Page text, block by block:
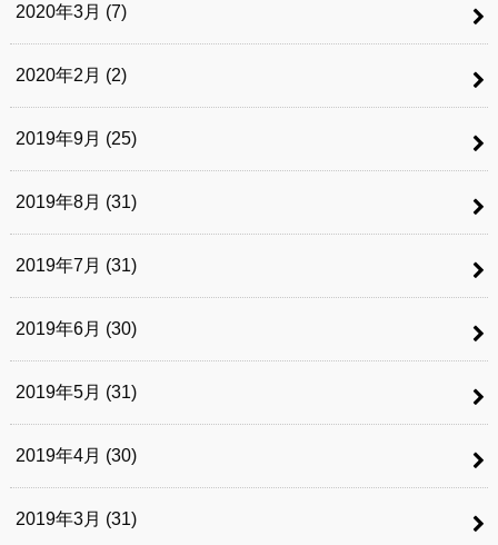
2020年3月 (7)
2020年2月 (2)
2019年9月 (25)
2019年8月 (31)
2019年7月 (31)
2019年6月 (30)
2019年5月 (31)
2019年4月 (30)
2019年3月 (31)